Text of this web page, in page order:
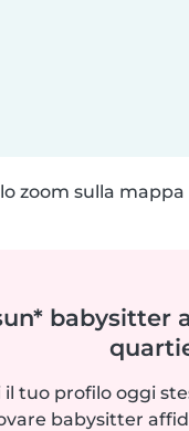
zoom sulla
babysitter
tuo profilo oggi
babysitter